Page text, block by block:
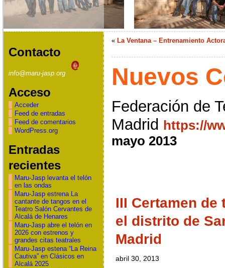
Contacto
info@maru-jasp.org
Acceso
Acceder
Feed de entradas
Feed de comentarios
WordPress.org
Entradas
recientes
Maru-Jasp levanta el telón
en las ondas
Maru-Jasp estrena La
cantante de tangos en el
Teatro Salón Cervantes de
Alcalá de Henares
Maru-Jasp abre el telón en
2026 con estrenos y
grandes citas teatrales
Maru-Jasp estena “La Reina
Cautiva” en Clásicos en
Alcalá 2025
« La Ventana – Entrenamiento
Nuevos
Federación de
Madrid https://
mayo 2013
III Certamen de
el distrito de
Madrid
abril 30, 2013